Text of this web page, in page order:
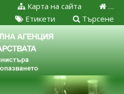
…
Карта на сайта
Търсене
Етикети